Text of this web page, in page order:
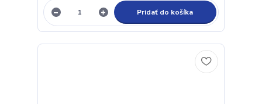
Pridať do košíka